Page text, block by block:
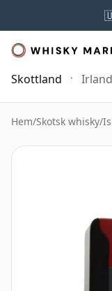
Skottland Irland
Hem/Skotsk whisky/